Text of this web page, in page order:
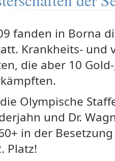
fanden in Borna
Krankheits-
die aber 10
Olympische
und Dr.
in der
Platz!